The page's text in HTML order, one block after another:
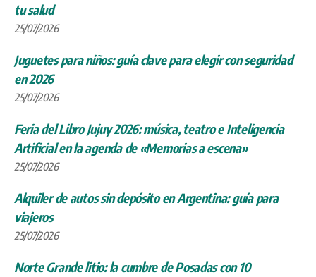
tu salud
25/07/2026
Juguetes para niños: guía clave para elegir con seguridad
en 2026
25/07/2026
Feria del Libro Jujuy 2026: música, teatro e Inteligencia
Artificial en la agenda de «Memorias a escena»
25/07/2026
Alquiler de autos sin depósito en Argentina: guía para
viajeros
25/07/2026
Norte Grande litio: la cumbre de Posadas con 10